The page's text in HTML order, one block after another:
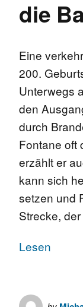
die
Eine
200.
Unterwegs
den
durch
Fontane oft
erzählt er
kann sich
setzen und
Strecke,
Lesen